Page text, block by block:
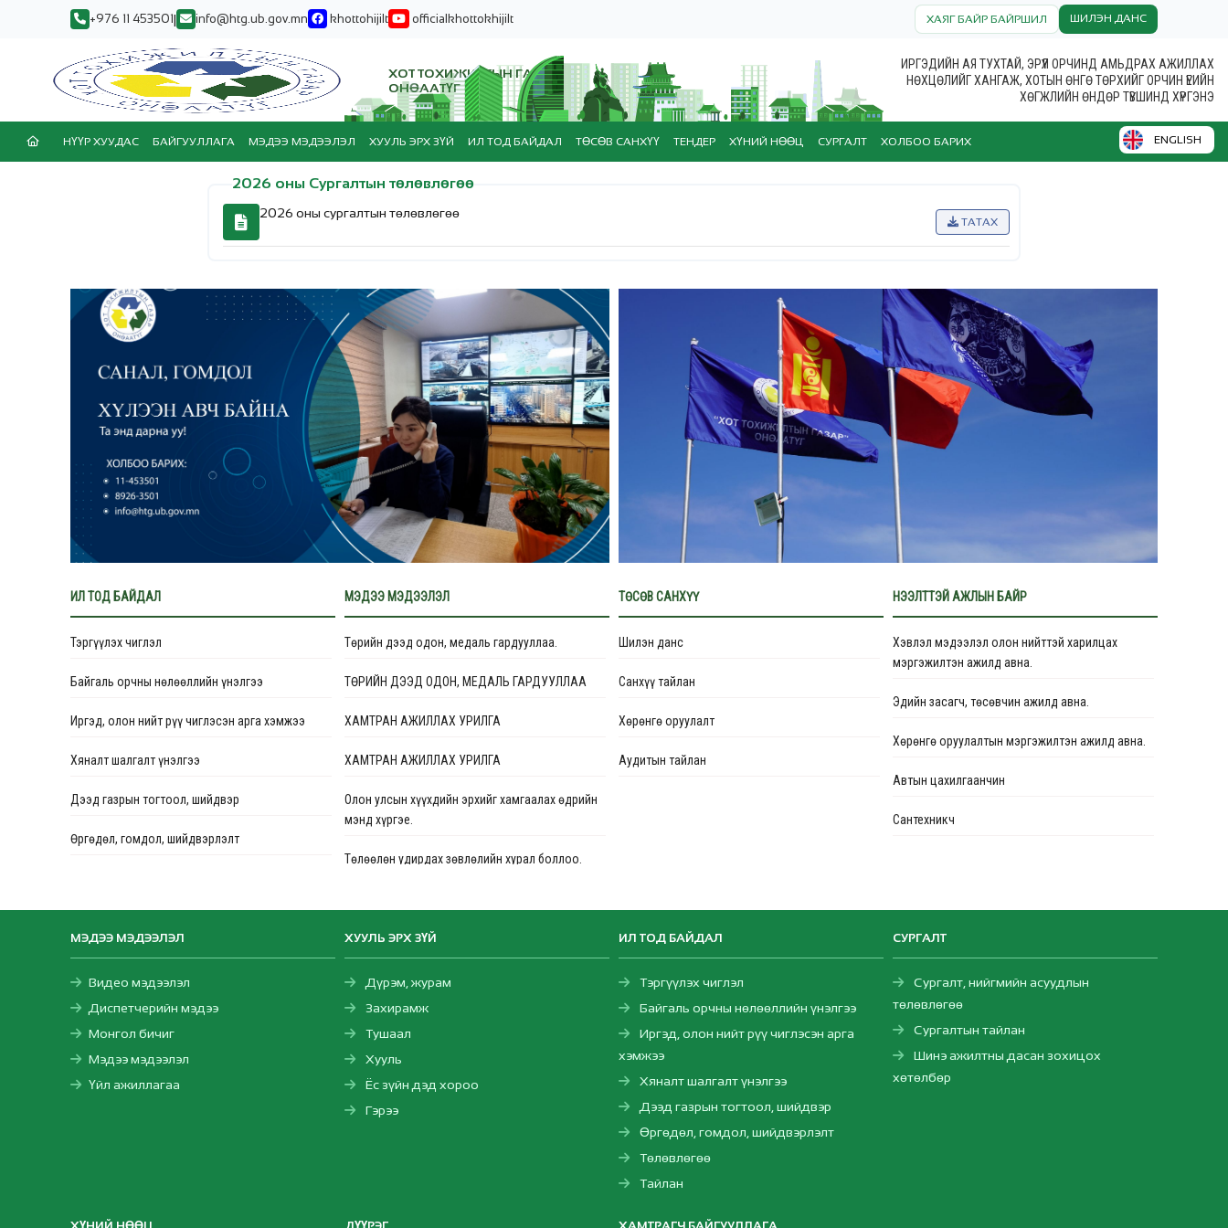
+976 11 453501| info@htg.ub.gov.mn khottohijilt officialkhottokhijilt ХАЯГ БАЙР БАЙРШИЛ ШИЛЭН ДАНС
ХОТ ТОХИЖИЛТЫН ГАЗАР
ОНӨААТҮГ
ИРГЭДИЙН АЯ ТУХТАЙ, ЭРҮҮЛ ОРЧИНД АМЬДРАХ АЖИЛЛАХ
НӨХЦӨЛИЙГ ХАНГАЖ, ХОТЫН ӨНГӨ ТӨРХИЙГ ОРЧИН ҮЕИЙН
ХӨГЖЛИЙН ӨНДӨР ТҮВШИНД ХҮРГЭНЭ
НҮҮР ХУУДАС БАЙГУУЛЛАГА МЭДЭЭ МЭДЭЭЛЭЛ ХУУЛЬ ЭРХ ЗҮЙ ИЛ ТОД БАЙДАЛ ТӨСӨВ САНХҮҮ ТЕНДЕР ХҮНИЙ НӨӨЦ СУРГАЛТ ХОЛБОО БАРИХ ENGLISH
2026 оны Сургалтын төлөвлөгөө
2026 оны сургалтын төлөвлөгөө
ТАТАХ
ИЛ ТОД БАЙДАЛ
Тэргүүлэх чиглэл
Байгаль орчны нөлөөллийн үнэлгээ
Иргэд, олон нийт рүү чиглэсэн арга хэмжээ
Хяналт шалгалт үнэлгээ
Дээд газрын тогтоол, шийдвэр
Өргөдөл, гомдол, шийдвэрлэлт
МЭДЭЭ МЭДЭЭЛЭЛ
Төрийн дээд одон, медаль гардууллаа.
ТӨРИЙН ДЭЭД ОДОН, МЕДАЛЬ ГАРДУУЛЛАА
ХАМТРАН АЖИЛЛАХ УРИЛГА
ХАМТРАН АЖИЛЛАХ УРИЛГА
Олон улсын хүүхдийн эрхийг хамгаалах өдрийн
мэнд хүргэе.
Төлөөлөн удирдах зөвлөлийн хурал боллоо.
Монгол Улс цөлжилт, газрын доройтлыг
бууруулах, “Тэрбум мод” үндэсний хөдөлгөөний
Эмгэнэл илэрхийлье – МОНГОЛ УЛСЫН
ҮЙЛЧИЛГЭЭНИЙ ГАВЬЯАТ АЖИЛТАН БАНЗАРЫН
МӨНХЦЭЦЭГ
Хөдөлмөрийн аюулгүй байдал эрүүл ахуйн
ТӨСӨВ САНХҮҮ
Шилэн данс
Санхүү тайлан
Хөрөнгө оруулалт
Аудитын тайлан
НЭЭЛТТЭЙ АЖЛЫН БАЙР
Хэвлэл мэдээлэл олон нийттэй харилцах
мэргэжилтэн ажилд авна.
Эдийн засагч, төсөвчин ажилд авна.
Хөрөнгө оруулалтын мэргэжилтэн ажилд авна.
Автын цахилгаанчин
Сантехникч
МЭДЭЭ МЭДЭЭЛЭЛ
Видео мэдээлэл
Диспетчерийн мэдээ
Монгол бичиг
Мэдээ мэдээлэл
Үйл ажиллагаа
ХУУЛЬ ЭРХ ЗҮЙ
Дүрэм, журам
Захирамж
Тушаал
Хууль
Ёс зүйн дэд хороо
Гэрээ
ИЛ ТОД БАЙДАЛ
Тэргүүлэх чиглэл
Байгаль орчны нөлөөллийн үнэлгээ
Иргэд, олон нийт рүү чиглэсэн арга
хэмжээ
Хяналт шалгалт үнэлгээ
Дээд газрын тогтоол, шийдвэр
Өргөдөл, гомдол, шийдвэрлэлт
Төлөвлөгөө
Тайлан
СУРГАЛТ
Сургалт, нийгмийн асуудлын
төлөвлөгөө
Сургалтын тайлан
Шинэ ажилтны дасан зохицох
хөтөлбөр